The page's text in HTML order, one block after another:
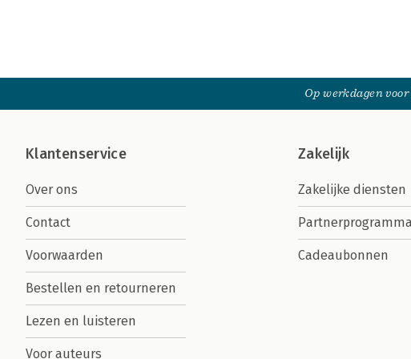
Op werkdagen
Klantenservice
Over ons
Contact
Voorwaarden
Bestellen en retourneren
Lezen en luisteren
Voor auteurs
Zakelijk
Zakelijke diensten
Partnerprogramma
Cadeaubonnen